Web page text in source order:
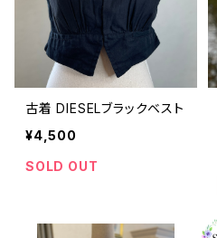
古着 DIESELブラックベスト
¥4,500
SOLD OUT